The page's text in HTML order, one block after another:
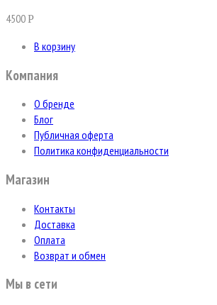
4500Р
В корзину
Компания
О бренде
Блог
Публичная оферта
Политика конфиденциальности
Магазин
Контакты
Доставка
Оплата
Возврат и обмен
Мы в сети